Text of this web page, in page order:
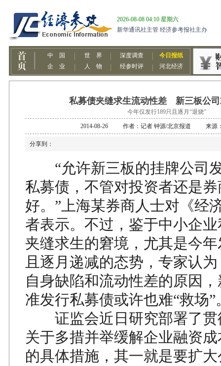
私募债夹缝求生流动性差 新三板公司
今年仅发行189只且逐月“退烧”
2014-08-26 作者：记者 钟源/北京报道 来源：
分享到：
“允许新三板的挂牌公司
私募债，不管对投资者还是
好。”上海某券商人士对《经
者表示。不过，鉴于中小企
夹缝求生的窘境，尤其是今年
且逐月递减的态势，专家认
自身缺陷和流动性差的原因
准发行私募债或许也难“救场”
证监会近日研究部署了贯
关于多措并举缓解企业融资
的具体措施，其一就是要扩